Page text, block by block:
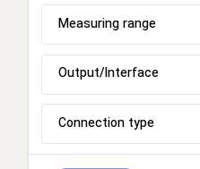
Measuring range
Output/Interface
Connection type